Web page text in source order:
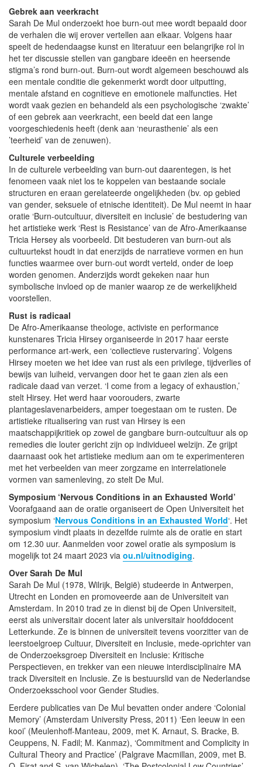
Gebrek aan veerkracht
Sarah De Mul onderzoekt hoe burn-out mee wordt bepaald door
de verhalen die wij erover vertellen aan elkaar. Volgens haar
speelt de hedendaagse kunst en literatuur een belangrijke rol in
het ter discussie stellen van gangbare ideeën en heersende
stigma’s rond burn-out. Burn-out wordt algemeen beschouwd als
een mentale conditie die gekenmerkt wordt door uitputting,
mentale afstand en cognitieve en emotionele malfuncties. Het
wordt vaak gezien en behandeld als een psychologische ‘zwakte’
of een gebrek aan veerkracht, een beeld dat een lange
voorgeschiedenis heeft (denk aan ‘neurasthenie’ als een
’teerheid’ van de zenuwen).
Culturele verbeelding
In de culturele verbeelding van burn-out daarentegen, is het
fenomeen vaak niet los te koppelen van bestaande sociale
structuren en eraan gerelateerde ongelijkheden (bv. op gebied
van gender, seksuele of etnische identiteit). De Mul neemt in haar
oratie ‘Burn-outcultuur, diversiteit en inclusie’ de bestudering van
het artistieke werk ‘Rest is Resistance’ van de Afro-Amerikaanse
Tricia Hersey als voorbeeld. Dit bestuderen van burn-out als
cultuurtekst houdt in dat enerzijds de narratieve vormen en hun
functies waarmee over burn-out wordt verteld, onder de loep
worden genomen. Anderzijds wordt gekeken naar hun
symbolische invloed op de manier waarop ze de werkelijkheid
voorstellen.
Rust is radicaal
De Afro-Amerikaanse theologe, activiste en performance
kunstenares Tricia Hirsey organiseerde in 2017 haar eerste
performance art-werk, een ‘collectieve rustervaring’. Volgens
Hirsey moeten we het idee van rust als een privilege, tijdverlies of
bewijs van luiheid, vervangen door het te gaan zien als een
radicale daad van verzet. ‘I come from a legacy of exhaustion,’
stelt Hirsey. Het werd haar voorouders, zwarte
plantageslavenarbeiders, amper toegestaan om te rusten. De
artistieke ritualisering van rust van Hirsey is een
maatschappijkritiek op zowel de gangbare burn-outcultuur als op
remedies die louter gericht zijn op individueel welzijn. Ze grijpt
daarnaast ook het artistieke medium aan om te experimenteren
met het verbeelden van meer zorgzame en interrelationele
vormen van samenleving, zo stelt De Mul.
Symposium ‘Nervous Conditions in an Exhausted World’
Voorafgaand aan de oratie organiseert de Open Universiteit het
symposium ‘Nervous Conditions in an Exhausted World‘. Het
symposium vindt plaats in dezelfde ruimte als de oratie en start
om 12.30 uur. Aanmelden voor zowel oratie als symposium is
mogelijk tot 24 maart 2023 via ou.nl/uitnodiging.
Over Sarah De Mul
Sarah De Mul (1978, Wilrijk, België) studeerde in Antwerpen,
Utrecht en Londen en promoveerde aan de Universiteit van
Amsterdam. In 2010 trad ze in dienst bij de Open Universiteit,
eerst als universitair docent later als universitair hoofddocent
Letterkunde. Ze is binnen de universiteit tevens voorzitter van de
leerstoelgroep Cultuur, Diversiteit en Inclusie, mede-oprichter van
de Onderzoeksgroep Diversiteit en Inclusie: Kritische
Perspectieven, en trekker van een nieuwe interdisciplinaire MA
track Diversiteit en Inclusie. Ze is bestuurslid van de Nederlandse
Onderzoeksschool voor Gender Studies.
Eerdere publicaties van De Mul bevatten onder andere ‘Colonial
Memory’ (Amsterdam University Press, 2011) ‘Een leeuw in een
kooi’ (Meulenhoff-Manteau, 2009, met K. Arnaut, S. Bracke, B.
Ceuppens, N. Fadil; M. Kanmaz), ‘Commitment and Complicity in
Cultural Theory and Practice’ (Palgrave Macmillan, 2009, met B.